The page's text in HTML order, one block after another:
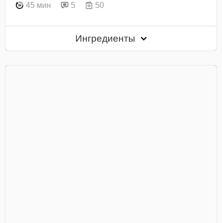
45 мин 5 50
Ингредиенты